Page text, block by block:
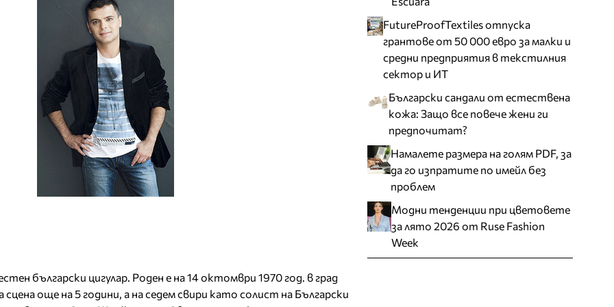
български цигулар. Роден е на 14 октомври 1970 год. в град
още на 5 години, а на седем свири като солист на Български
FutureProofTextiles отпуска
грантове от 50 000 евро за малки и
средни предприятия в текстилния
сектор и ИТ
Български сандали от естествена
кожа: Защо все повече жени ги
предпочитат?
Намалете размера на голям PDF, за
да го изпратите по имейл без
проблем
Модни тенденции при цветовете
за лято 2026 от Ruse Fashion
Week